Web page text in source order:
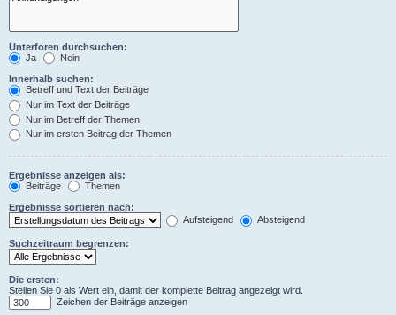
Unterforen durchsuchen:
Ja
Nein
Innerhalb suchen:
Betreff und Text der Beiträge
Nur im Text der Beiträge
Nur im Betreff der Themen
Nur im ersten Beitrag der Themen
Ergebnisse anzeigen als:
Beiträge
Themen
Ergebnisse sortieren nach:
Aufsteigend
Absteigend
Suchzeitraum begrenzen:
Die ersten:
Stellen Sie 0 als Wert ein, damit der komplette Beitrag angezeigt wird.
Zeichen der Beiträge anzeigen